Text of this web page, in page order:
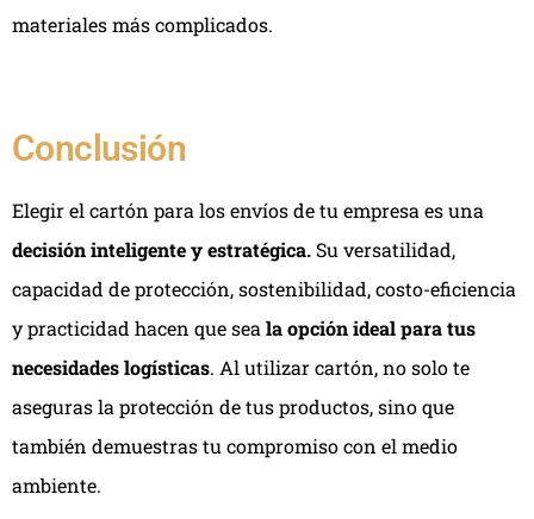
materiales más complicados.
Conclusión
Elegir el cartón para los envíos de tu empresa es una
decisión inteligente y estratégica.Su versatilidad,
capacidad de protección, sostenibilidad, costo-eficiencia
y practicidad hacen que sea la opción ideal para tus
necesidades logísticas. Al utilizar cartón, no solo te
aseguras la protección de tus productos, sino que
también demuestras tu compromiso con el medio
ambiente.